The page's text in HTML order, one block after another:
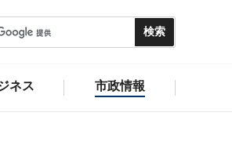
ネス 市政情報